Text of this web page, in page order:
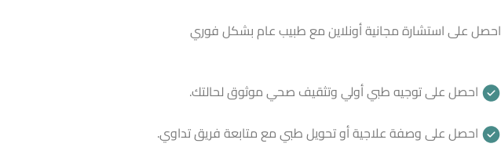
احصل على استشارة مجانية أونلاين مع طبيب عام بشكل فوري
احصل على توجيه طبي أولي وتثقيف صحي موثوق لحالتك.
احصل على وصفة علاجية أو تحويل طبي مع متابعة فريق تداوي.